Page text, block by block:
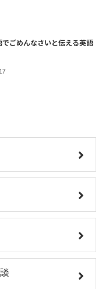
ごめんなさいと伝える英語